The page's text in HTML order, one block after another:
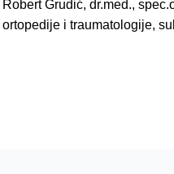
Robert Grudić, dr.med.,
ortopedije i traumatologije,